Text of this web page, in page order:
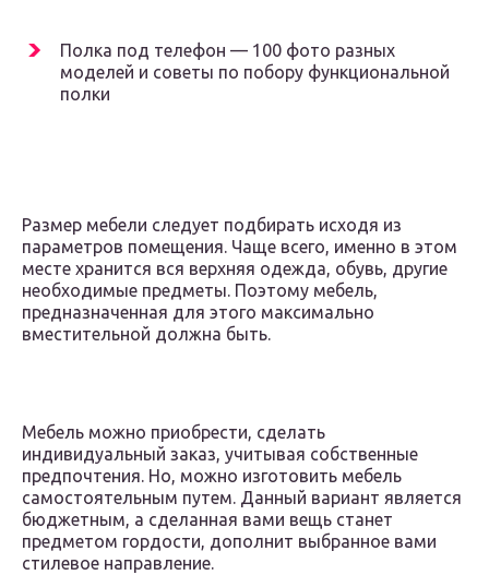
Полка под телефон — 100 фото разных
моделей и советы по побору функциональной
полки
Размер мебели следует подбирать исходя из
параметров помещения. Чаще всего, именно в этом
месте хранится вся верхняя одежда, обувь, другие
необходимые предметы. Поэтому мебель,
предназначенная для этого максимально
вместительной должна быть.
Мебель можно приобрести, сделать
индивидуальный заказ, учитывая собственные
предпочтения. Но, можно изготовить мебель
самостоятельным путем. Данный вариант является
бюджетным, а сделанная вами вещь станет
предметом гордости, дополнит выбранное вами
стилевое направление.